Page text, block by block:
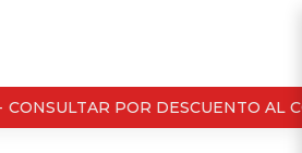
CONSULTAR POR DESCUENTO AL